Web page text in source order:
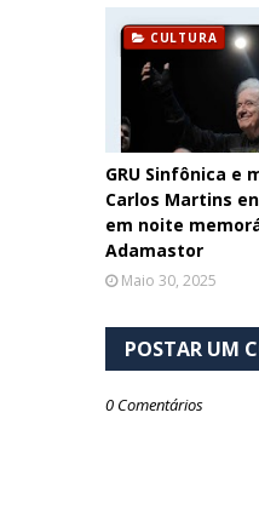
CULTURA
GRU Sinfônica e
Carlos Martins
em noite
Adamastor
Maio 30, 2025
POSTAR UM
0 Comentários